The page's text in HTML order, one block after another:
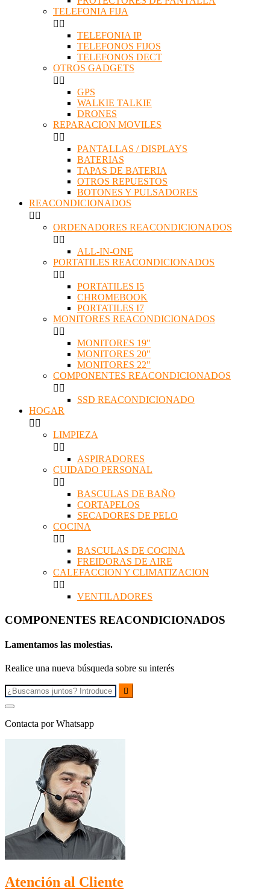
TELEFONIA FIJA
 
TELEFONIA IP
TELEFONOS FIJOS
TELEFONOS DECT
OTROS GADGETS
 
GPS
WALKIE TALKIE
DRONES
REPARACION MOVILES
 
PANTALLAS / DISPLAYS
BATERIAS
TAPAS DE BATERIA
OTROS REPUESTOS
BOTONES Y PULSADORES
REACONDICIONADOS
 
ORDENADORES REACONDICIONADOS
 
ALL-IN-ONE
PORTATILES REACONDICIONADOS
 
PORTATILES I5
CHROMEBOOK
PORTATILES I7
MONITORES REACONDICIONADOS
 
MONITORES 19"
MONITORES 20"
MONITORES 22"
COMPONENTES REACONDICIONADOS
 
SSD REACONDICIONADO
HOGAR
 
LIMPIEZA
 
ASPIRADORES
CUIDADO PERSONAL
 
BASCULAS DE BAÑO
CORTAPELOS
SECADORES DE PELO
COCINA
 
BASCULAS DE COCINA
FREIDORAS DE AIRE
CALEFACCION Y CLIMATIZACION
 
VENTILADORES
COMPONENTES REACONDICIONADOS
Lamentamos las molestias.
Realice una nueva búsqueda sobre su interés

Contacta por Whatsapp
Atención al Cliente